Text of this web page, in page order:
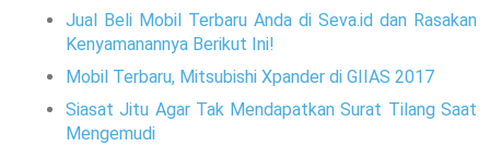
Jual Beli Mobil Terbaru Anda di Seva.id dan Rasakan
Kenyamanannya Berikut Ini!
Mobil Terbaru, Mitsubishi Xpander di GIIAS 2017
Siasat Jitu Agar Tak Mendapatkan Surat Tilang Saat
Mengemudi